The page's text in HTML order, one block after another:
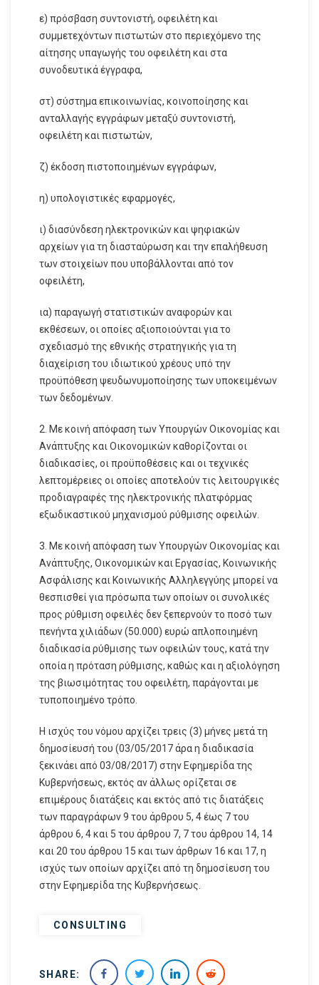
ε) πρόσβαση συντονιστή, οφειλέτη και
συμμετεχόντων πιστωτών στο περιεχόμενο της
αίτησης υπαγωγής του οφειλέτη και στα
συνοδευτικά έγγραφα,
στ) σύστημα επικοινωνίας, κοινοποίησης και
ανταλλαγής εγγράφων μεταξύ συντονιστή,
οφειλέτη και πιστωτών,
ζ) έκδοση πιστοποιημένων εγγράφων,
η) υπολογιστικές εφαρμογές,
ι) διασύνδεση ηλεκτρονικών και ψηφιακών
αρχείων για τη διασταύρωση και την επαλήθευση
των στοιχείων που υποβάλλονται από τον
οφειλέτη,
ια) παραγωγή στατιστικών αναφορών και
εκθέσεων, οι οποίες αξιοποιούνται για το
σχεδιασμό της εθνικής στρατηγικής για τη
διαχείριση του ιδιωτικού χρέους υπό την
προϋπόθεση ψευδωνυμοποίησης των υποκειμένων
των δεδομένων.
2. Με κοινή απόφαση των Υπουργών Οικονομίας και
Ανάπτυξης και Οικονομικών καθορίζονται οι
διαδικασίες, οι προϋποθέσεις και οι τεχνικές
λεπτομέρειες οι οποίες αποτελούν τις λειτουργικές
προδιαγραφές της ηλεκτρονικής πλατφόρμας
εξωδικαστικού μηχανισμού ρύθμισης οφειλών.
3. Με κοινή απόφαση των Υπουργών Οικονομίας και
Ανάπτυξης, Οικονομικών και Εργασίας, Κοινωνικής
Ασφάλισης και Κοινωνικής Αλληλεγγύης μπορεί να
θεσπισθεί για πρόσωπα των οποίων οι συνολικές
προς ρύθμιση οφειλές δεν ξεπερνούν το ποσό των
πενήντα χιλιάδων (50.000) ευρώ απλοποιημένη
διαδικασία ρύθμισης των οφειλών τους, κατά την
οποία η πρόταση ρύθμισης, καθώς και η αξιολόγηση
της βιωσιμότητας του οφειλέτη, παράγονται με
τυποποιημένο τρόπο.
Η ισχύς του νόμου αρχίζει τρεις (3) μήνες μετά τη
δημοσίευσή του (03/05/2017 άρα η διαδικασία
ξεκινάει από 03/08/2017) στην Εφημερίδα της
Κυβερνήσεως, εκτός αν άλλως ορίζεται σε
επιμέρους διατάξεις και εκτός από τις διατάξεις
των παραγράφων 9 του άρθρου 5, 4 έως 7 του
άρθρου 6, 4 και 5 του άρθρου 7, 7 του άρθρου 14, 14
και 20 του άρθρου 15 και των άρθρων 16 και 17, η
ισχύς των οποίων αρχίζει από τη δημοσίευση του
στην Εφημερίδα της Κυβερνήσεως.
CONSULTING
SHARE: